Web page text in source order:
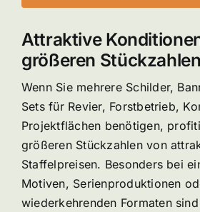
Attraktive
größeren Stückzahlen
Wenn Sie mehrere Schilder,
Sets für Revier, Forstbetrieb,
Projektflächen benötigen,
größeren Stückzahlen von
Staffelpreisen. Besonders bei
Motiven, Serienproduktionen
wiederkehrenden Formaten